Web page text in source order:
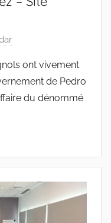
ont vivement
de Pedro
du dénommé